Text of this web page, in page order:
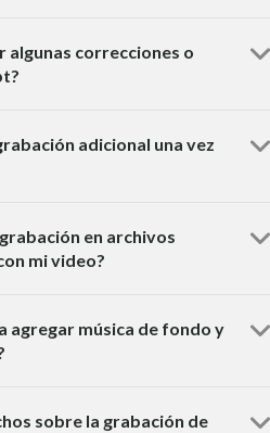
algunas correcciones o
adicional una vez
en archivos
mi video?
agregar música de fondo y
sobre la grabación de